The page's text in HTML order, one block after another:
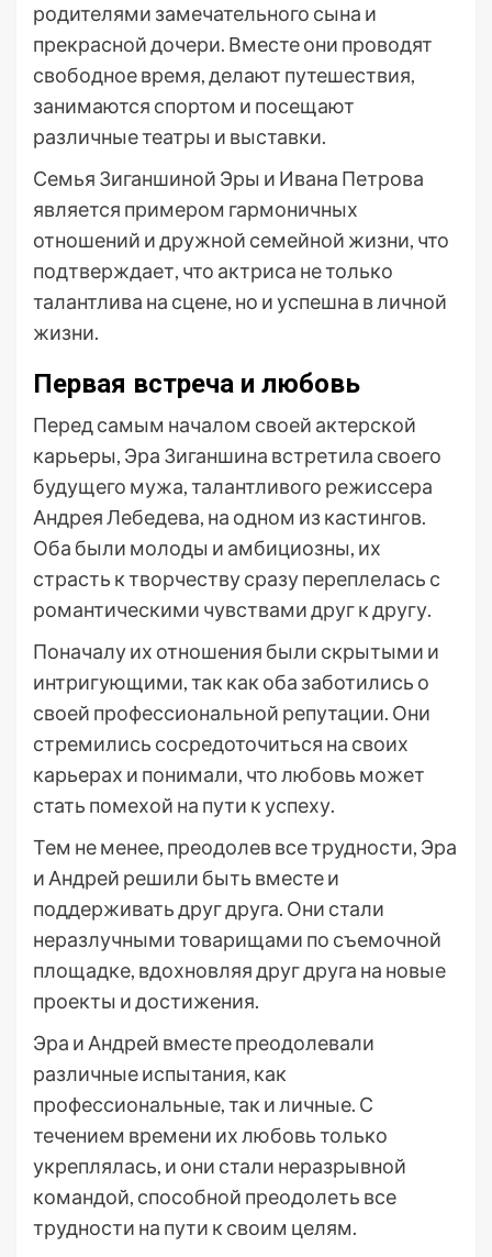
родителями замечательного сына и
прекрасной дочери. Вместе они проводят
свободное время, делают путешествия,
занимаются спортом и посещают
различные театры и выставки.
Семья Зиганшиной Эры и Ивана Петрова
является примером гармоничных
отношений и дружной семейной жизни, что
подтверждает, что актриса не только
талантлива на сцене, но и успешна в личной
жизни.
Первая встреча и любовь
Перед самым началом своей актерской
карьеры, Эра Зиганшина встретила своего
будущего мужа, талантливого режиссера
Андрея Лебедева, на одном из кастингов.
Оба были молоды и амбициозны, их
страсть к творчеству сразу переплелась с
романтическими чувствами друг к другу.
Поначалу их отношения были скрытыми и
интригующими, так как оба заботились о
своей профессиональной репутации. Они
стремились сосредоточиться на своих
карьерах и понимали, что любовь может
стать помехой на пути к успеху.
Тем не менее, преодолев все трудности, Эра
и Андрей решили быть вместе и
поддерживать друг друга. Они стали
неразлучными товарищами по съемочной
площадке, вдохновляя друг друга на новые
проекты и достижения.
Эра и Андрей вместе преодолевали
различные испытания, как
профессиональные, так и личные. С
течением времени их любовь только
укреплялась, и они стали неразрывной
командой, способной преодолеть все
трудности на пути к своим целям.